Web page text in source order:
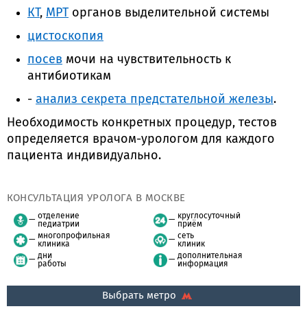
КТ, МРТ органов выделительной системы
цистоскопия
посев мочи на чувствительность к
антибиотикам
- анализ секрета предстательной железы.
Необходимость конкретных процедур, тестов
определяется врачом-урологом для каждого
пациента индивидуально.
КОНСУЛЬТАЦИЯ УРОЛОГА В МОСКВЕ
отделение
педиатрии
многопрофильная
клиника
дни
работы
круглосуточный
приём
сеть
клиник
дополнительная
информация
Выбрать метро